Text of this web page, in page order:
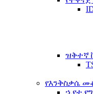
ዝቅተኛ
የእንቅስቃሴ